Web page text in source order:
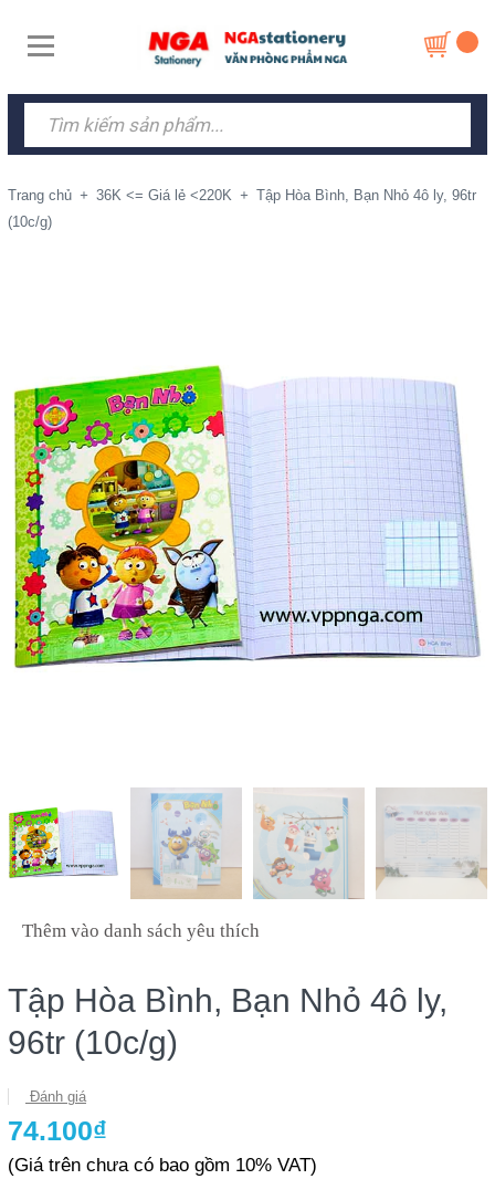
Trang chủ + 36K <= Giá lẻ <220K + Tập Hòa Bình, Bạn Nhỏ 4ô ly, 96tr
(10c/g)
Thêm vào danh sách yêu thích
Tập Hòa Bình, Bạn Nhỏ 4ô ly,
96tr (10c/g)
Đánh giá
74.100₫
(Giá trên chưa có bao gồm 10% VAT)